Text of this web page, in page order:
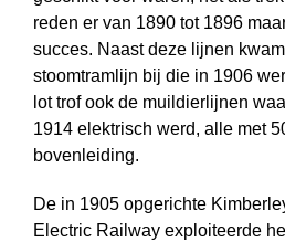
reden er van 1890 tot 1896
succes. Naast deze lijnen
stoomtramlijn bij die in 1906
lot trof ook de muildierlijnen
1914 elektrisch werd, alle met
bovenleiding.
De in 1905 opgerichte
Electric Railway exploiteerde